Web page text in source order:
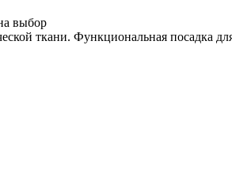
выбор
ткани. Функциональная посадка